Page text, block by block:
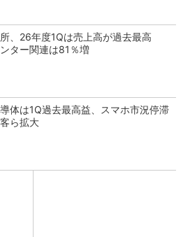
、26年度1Qは売上高が過去最高
ター関連は81％増
体は1Q過去最高益、スマホ市況停滞
ら拡大